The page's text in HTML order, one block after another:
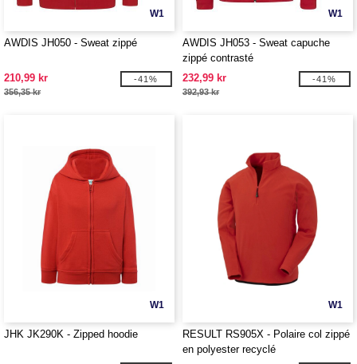
W1
AWDIS JH050 - Sweat zippé
210,99 kr
356,35 kr
-41%
W1
AWDIS JH053 - Sweat capuche
zippé contrasté
232,99 kr
392,93 kr
-41%
W1
JHK JK290K - Zipped hoodie
W1
RESULT RS905X - Polaire col zippé
en polyester recyclé